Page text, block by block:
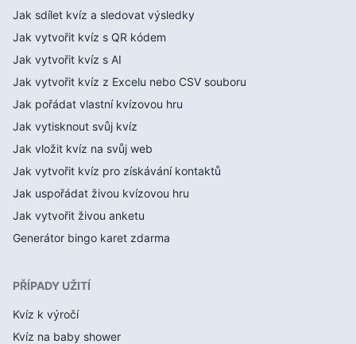
Jak sdílet kvíz a sledovat výsledky
Jak vytvořit kvíz s QR kódem
Jak vytvořit kvíz s AI
Jak vytvořit kvíz z Excelu nebo CSV souboru
Jak pořádat vlastní kvízovou hru
Jak vytisknout svůj kvíz
Jak vložit kvíz na svůj web
Jak vytvořit kvíz pro získávání kontaktů
Jak uspořádat živou kvízovou hru
Jak vytvořit živou anketu
Generátor bingo karet zdarma
PŘÍPADY UŽITÍ
Kvíz k výročí
Kvíz na baby shower